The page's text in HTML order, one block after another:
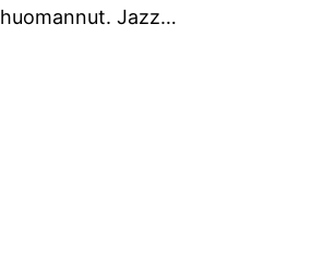
Jazz…